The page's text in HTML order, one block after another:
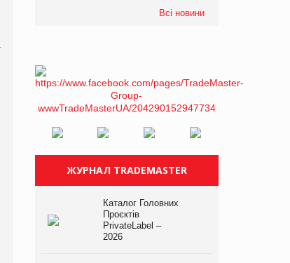
Всі новини
ЖУРНАЛ TRADEMASTER
Каталог Головних
Проєктів
PrivateLabel –
2026